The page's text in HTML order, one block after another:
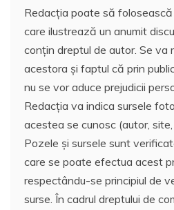
Redacția poate să
care ilustrează un anumit
conțin dreptul de autor. Se va
acestora și faptul că prin
nu se vor aduce prejudicii
Redacția va indica sursele
acestea se cunosc (autor,
Pozele și sursele sunt
care se poate efectua acest
respectându-se principiul de
surse. În cadrul dreptului de